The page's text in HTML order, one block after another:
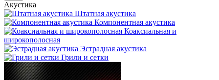
Акустика
Штатная акустика
Компонентная акустика
Коаксиальная и
широкополосная
Эстрадная акустика
Грили и сетки